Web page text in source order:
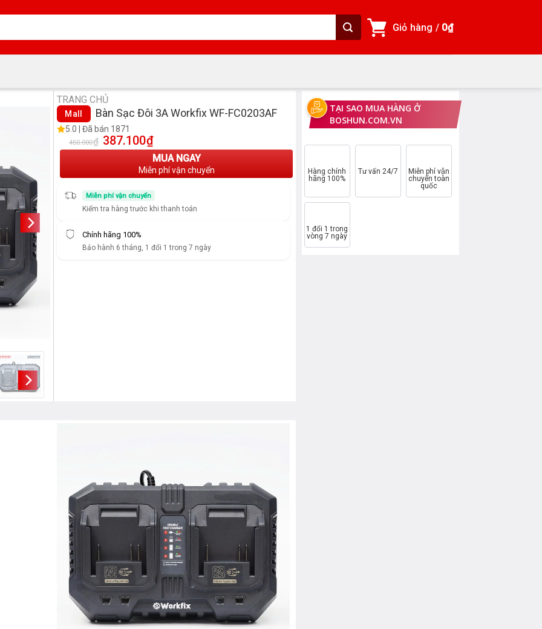
Giỏ hàng / 0₫
TRANG CHỦ
Mall Bàn Sạc Đôi 3A Workfix WF-FC0203AF
5.0 | Đã bán 1871
450.000₫ Giá gốc là: 450.000₫.
387.100₫Giá hiện tại là: 387.100₫.
MUA NGAY
Miễn phí vận chuyển
Miễn phí vận chuyển
Kiểm tra hàng trước khi thanh toán
Chính hãng 100%
Bảo hành 6 tháng, 1 đổi 1 trong 7 ngày
TẠI SAO MUA HÀNG Ở
BOSHUN.COM.VN
Hàng chính
hãng 100%
Tư vấn 24/7
Miễn phí vận
chuyển toàn
quốc
1 đổi 1 trong
vòng 7 ngày